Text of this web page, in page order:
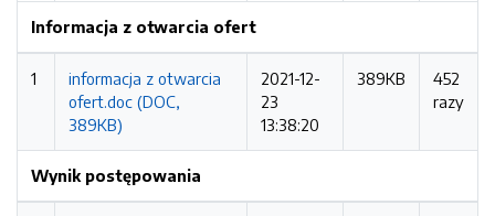
Informacja z otwarcia ofert
1
informacja z otwarcia
ofert.doc (DOC,
389KB)
2021-12-
23
13:38:20
389KB
452
razy
Wynik postępowania